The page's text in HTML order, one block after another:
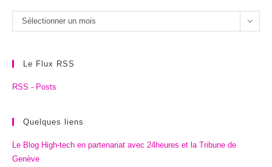
Les
archives
Sélectionner un mois
Le Flux RSS
RSS - Posts
Quelques liens
Le Blog High-tech en partenariat avec 24heures et la Tribune de
Genève